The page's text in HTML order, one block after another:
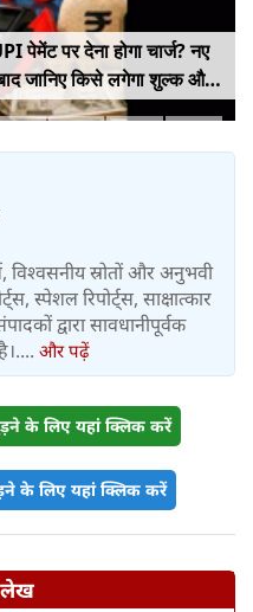
पेमेंट पर देना होगा चार्ज? नए
जानिए किसे लगेगा शुल्क और
विश्वसनीय स्रोतों और अनुभवी
स्पेशल रिपोर्ट्स, साक्षात्कार
द्वारा सावधानीपूर्वक
और पढ़ें
के लिए यहां क्लिक करें
के लिए यहां क्लिक करें
लेख